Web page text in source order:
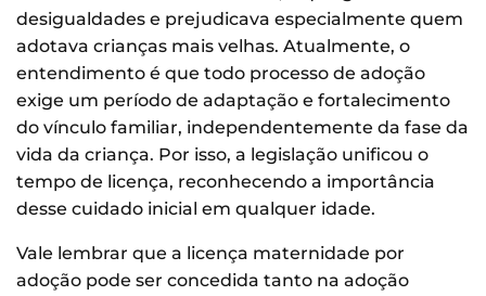
desigualdades e prejudicava especialmente quem
adotava crianças mais velhas. Atualmente, o
entendimento é que todo processo de adoção
exige um período de adaptação e fortalecimento
do vínculo familiar, independentemente da fase da
vida da criança. Por isso, a legislação unificou o
tempo de licença, reconhecendo a importância
desse cuidado inicial em qualquer idade.
Vale lembrar que a licença maternidade por
adoção pode ser concedida tanto na adoção